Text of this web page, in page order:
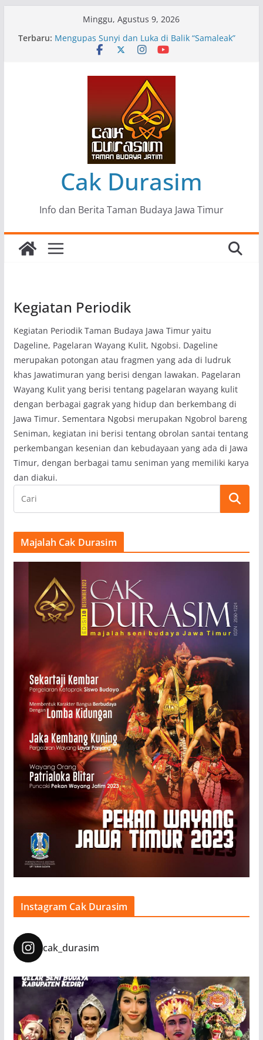
Minggu, Agustus 9, 2026
Terbaru: Pameran Lukisan Komunitas Patria Seni Rupa
Kota Blitar : Ketika “Bergerak” Menjadi Mantra
Mengupas Sunyi dan Luka di Balik “Samaleak”
Menjaga Marwah Seni dan Budaya: Catatan
Kunjungan Kerja Ir. Bambang Haryo Soekartono
(BHS) Anggota DPR RI ke Taman Budaya Jawa
Pameran Tunggal 35 Karya Agus Koecink
“Tumbang Tambang”, Ungkapan Kritis Tentang
Derita Pekerja Pertambangan
Cak Durasim
Info dan Berita Taman Budaya Jawa Timur
Kegiatan Periodik
Kegiatan Periodik Taman Budaya Jawa Timur yaitu
Dageline, Pagelaran Wayang Kulit, Ngobsi. Dageline
merupakan potongan atau fragmen yang ada di ludruk
khas Jawatimuran yang berisi dengan lawakan. Pagelaran
Wayang Kulit yang berisi tentang pagelaran wayang kulit
dengan berbagai gagrak yang hidup dan berkembang di
Jawa Timur. Sementara Ngobsi merupakan Ngobrol bareng
Seniman, kegiatan ini berisi tentang obrolan santai tentang
perkembangan kesenian dan kebudayaan yang ada di Jawa
Timur, dengan berbagai tamu seniman yang memiliki karya
dan diakui.
Majalah Cak Durasim
Instagram Cak Durasim
cak_durasim